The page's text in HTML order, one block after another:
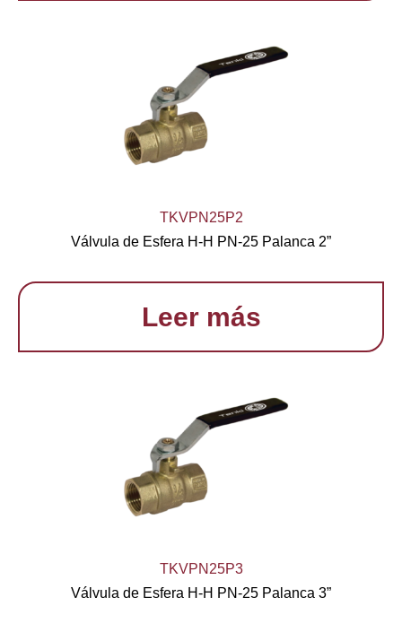
Válvula de Esfera H-H PN-25 Palanca 2”
TKVPN25P2
Leer más
Válvula de Esfera H-H PN-25 Palanca 3”
TKVPN25P3